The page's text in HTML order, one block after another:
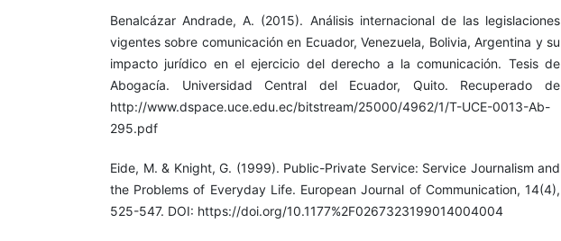
Benalcázar Andrade, A. (2015). Análisis internacional de las legislaciones
vigentes sobre comunicación en Ecuador, Venezuela, Bolivia, Argentina y su
impacto jurídico en el ejercicio del derecho a la comunicación. Tesis de
Abogacía. Universidad Central del Ecuador, Quito. Recuperado de
http://www.dspace.uce.edu.ec/bitstream/25000/4962/1/T-UCE-0013-Ab-
295.pdf
Eide, M. & Knight, G. (1999). Public-Private Service: Service Journalism and
the Problems of Everyday Life. European Journal of Communication, 14(4),
525-547. DOI: https://doi.org/10.1177%2F0267323199014004004